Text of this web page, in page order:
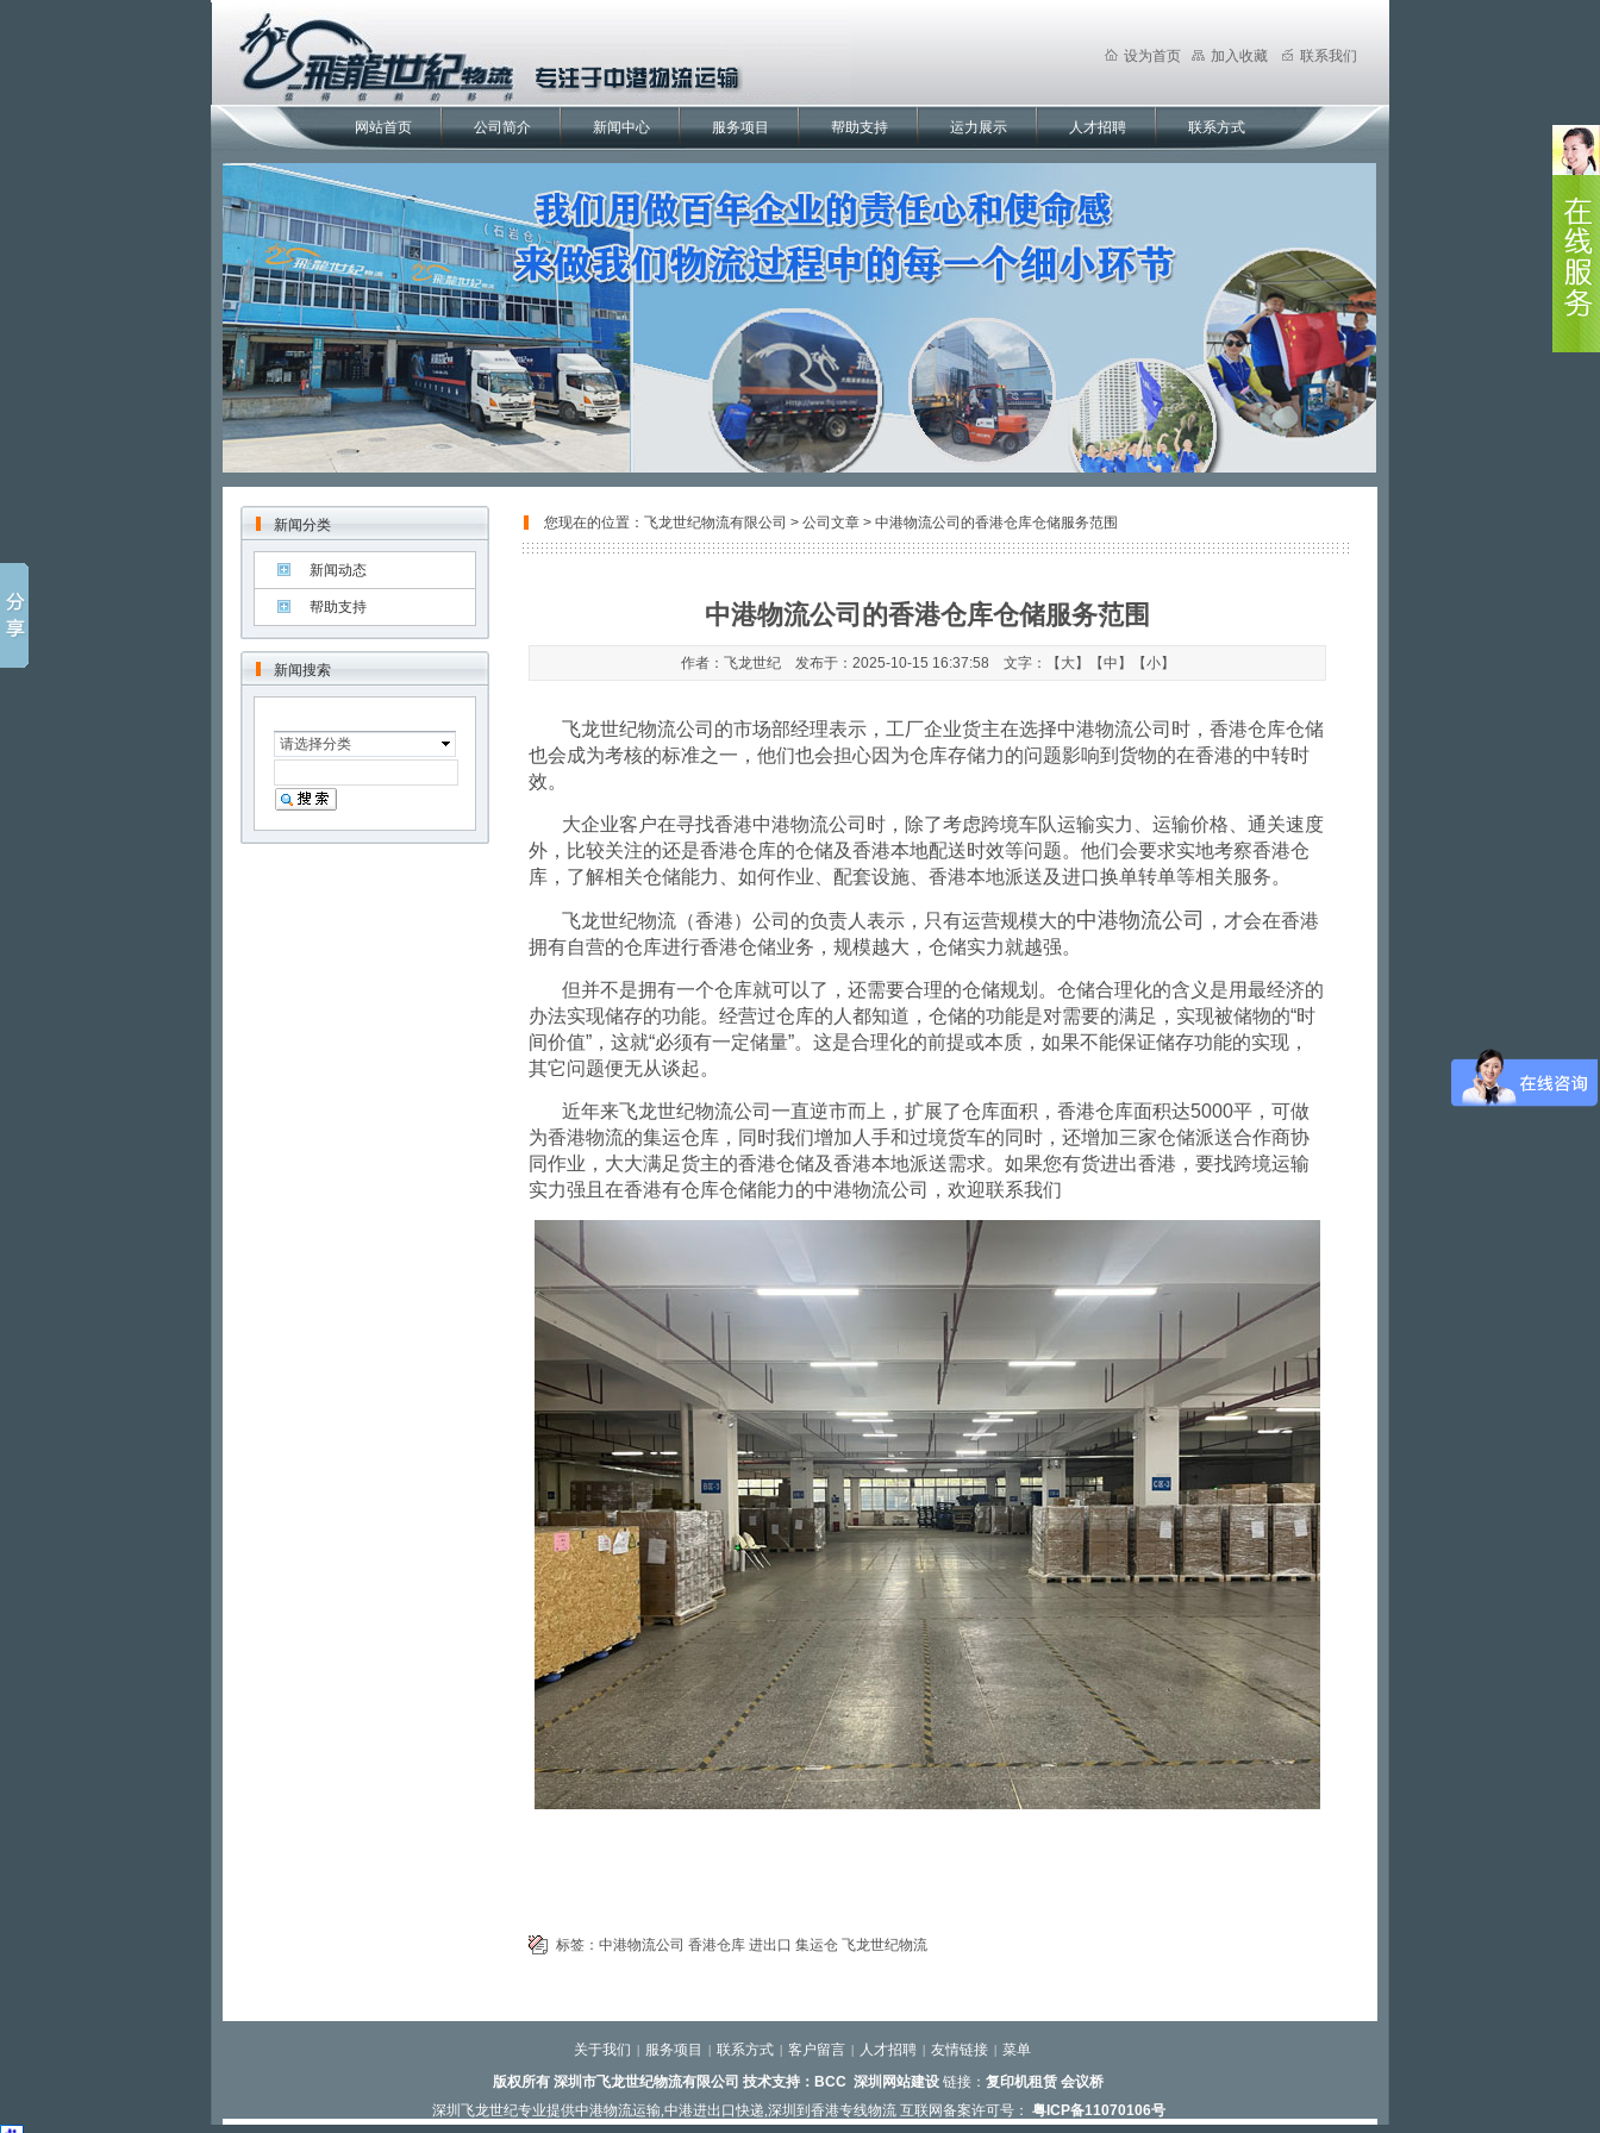
网站首页 公司简介 新闻中心 服务项目 帮助支持 运力展示 人才招聘 联系方式
设为首页 加入收藏 联系我们
您现在的位置： 飞龙世纪物流有限公司 > 公司文章 > 中港物流公司的香港仓库仓储服务范围
新闻搜索
请选择分类
新闻分类
新闻动态
帮助支持 中港物流公司的香港仓库仓储服务范围
作者：飞龙世纪 发布于：2025-10-15 16:37:58 文字：【 大】【中 】【小】
飞龙世纪物流公司的市场部经理表示，工厂企业货主在选择中港物流公司时，香港仓库仓储
也会成为考核的标准之一，他们也会担心因为仓库存储力的问题影响到货物的在香港的中转时
效。
大企业客户在寻找香港中港物流公司时，除了考虑跨境车队运输实力、运输价格、通关速度
外，比较关注的还是香港仓库的仓储及香港本地配送时效等问题。他们会要求实地考察香港仓
库，了解相关仓储能力、如何作业、配套设施、香港本地派送及进口换单转单等相关服务。
飞龙世纪物流（香港）公司的负责人表示，只有运营规模大的中港物流公司
，才会在香港
拥有自营的仓库进行香港仓储业务，规模越大，仓储实力就越强。
但并不是拥有一个仓库就可以了，还需要合理的仓储规划。仓储合理化的含义是用最经济的
办法实现储存的功能。经营过仓库的人都知道，仓储的功能是对需要的满足，实现被储物的“时
间价值” ，这就“必须有一定储量”。这是合理化的前提或本质，如果不能保证储存功能的实现，
其它问题便无从谈起。
近年来飞龙世纪物流公司一直逆市而上，扩展了仓库面积，香港仓库面积达5000平，可做
为香港物流的集运仓库，同时我们增加人手和过境货车的同时，还增加三家仓储派送合作商协
同作业，大大满足货主的香港仓储及香港本地派送需求。如果您有货进出香港，要找跨境运输
实力强且在香港有仓库仓储能力的中港物流公司，欢迎联系我们
标签： 中港物流公司 香港仓库 进出口 集运仓 飞龙世纪物流
关于我们 | 服务项目 | 联系方式 | 客户留言 | 人才招聘 | 友情链接 | 菜单
名称 |
版权所有 深圳市飞龙世纪物流有限公司 技术支持： BCC 深圳网站建设 链接： 复印机租赁 会议桥
深圳飞龙世纪专业提供中港物流运输,中港进出口快递,深圳到香港专线物流互联网备案许可号： 粤ICP备11070106号